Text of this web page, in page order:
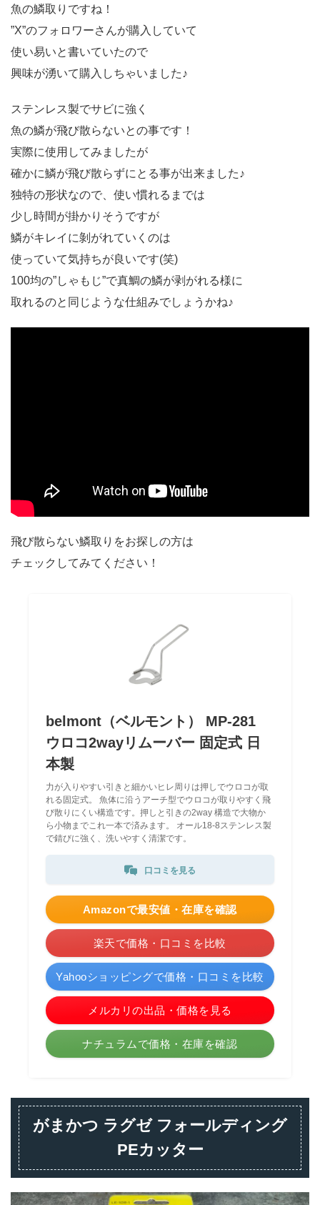
魚の鱗取りですね！
”X”のフォロワーさんが購入していて
使い易いと書いていたので
興味が湧いて購入しちゃいました♪
ステンレス製でサビに強く
魚の鱗が飛び散らないとの事です！
実際に使用してみましたが
確かに鱗が飛び散らずにとる事が出来ました♪
独特の形状なので、使い慣れるまでは
少し時間が掛かりそうですが
鱗がキレイに剝がれていくのは
使っていて気持ちが良いです(笑)
100均の”しゃもじ”で真鯛の鱗が剥がれる様に
取れるのと同じような仕組みでしょうかね♪
飛び散らない鱗取りをお探しの方は
チェックしてみてください！
belmont（ベルモント） MP-281
ウロコ2wayリムーバー 固定式 日
本製
力が入りやすい引きと細かいヒレ周りは押しでウロコが取
れる固定式。 魚体に沿うアーチ型でウロコが取りやすく飛
び散りにくい構造です。押しと引きの2way 構造で大物か
ら小物までこれ一本で済みます。 オール18-8ステンレス製
で錆びに強く、洗いやすく清潔です。
口コミを見る
Amazonで最安値・在庫を確認
楽天で価格・口コミを比較
Yahooショッピングで価格・口コミを比較
メルカリの出品・価格を見る
ナチュラムで価格・在庫を確認
がまかつ ラグゼ フォールディング
PEカッター